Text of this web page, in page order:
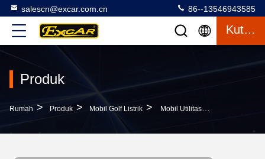
salescn@excar.com.cn 86--13546943585
Kutipan
Produk
Rumah > Produk > Mobil Golf Listrik > Mobil Utilitas Listrik 72V Halus Dan Nyaman Untuk Lapangan Golf